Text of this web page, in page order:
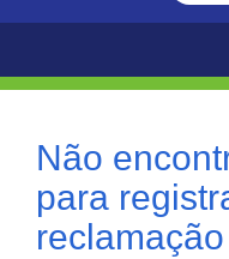
Não
para
reclamação